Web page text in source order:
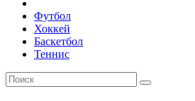
Футбол
Хоккей
Баскетбол
Теннис